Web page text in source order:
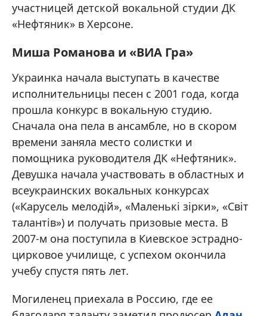
участницей детской вокальной студии ДК
«Нефтяник» в Херсоне.
Миша Романова и «ВИА Гра»
Украинка начала выступать в качестве
исполнительницы песен с 2001 года, когда
прошла конкурс в вокальную студию.
Сначала она пела в ансамбле, но в скором
времени заняла место солистки и
помощника руководителя ДК «Нефтяник».
Девушка начала участвовать в областных и
всеукраинских вокальных конкурсах
(«Карусель мелодій», «Маленькі зірки», «Світ
талантів») и получать призовые места. В
2007-м она поступила в Киевское эстрадно-
цирковое училище, с успехом окончила
учебу спустя пять лет.
Могиленец приехала в Россию, где ее